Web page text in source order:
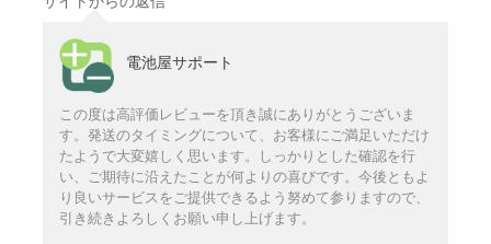
電池屋サポート
この度は高評価レビューを頂き誠にありがとうございま
す。発送のタイミングについて、お客様にご満足いただけ
たようで大変嬉しく思います。しっかりとした確認を行
い、ご期待に沿えたことが何よりの喜びです。今後ともよ
り良いサービスをご提供できるよう努めて参りますので、
引き続きよろしくお願い申し上げます。